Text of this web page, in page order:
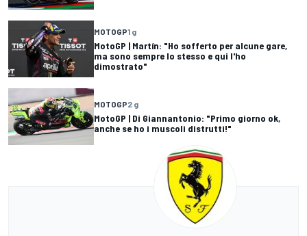
MOTOGP1 g
MotoGP | Martín: "Ho sofferto per alcune gare,
ma sono sempre lo stesso e qui l'ho
dimostrato"
MOTOGP2 g
MotoGP | Di Giannantonio: "Primo giorno ok,
anche se ho i muscoli distrutti!"